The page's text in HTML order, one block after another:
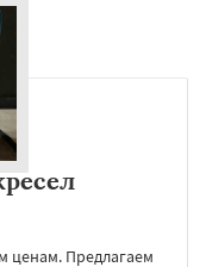
ценам. Предлагаем